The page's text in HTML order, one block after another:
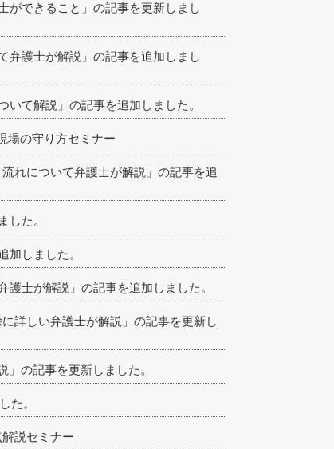
ができること」の記事を更新しまし
弁護士が解説」の記事を追加しまし
いて解説」の記事を追加しました。
場の守り方セミナー
れについて弁護士が解説」の記事を追
した。
加しました。
護士が解説」の記事を追加しました。
詳しい弁護士が解説」の記事を更新し
」の記事を更新しました。
た。
説セミナー